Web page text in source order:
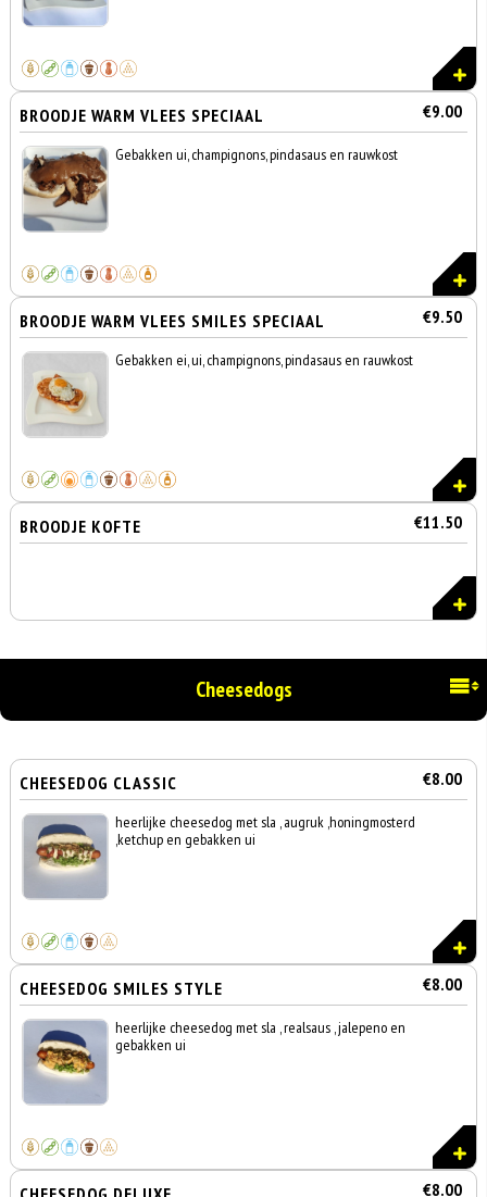
BROODJE WARM VLEES SPECIAAL €9.00
Gebakken ui, champignons, pindasaus en rauwkost
BROODJE WARM VLEES SMILES SPECIAAL €9.50
Gebakken ei, ui, champignons, pindasaus en rauwkost
BROODJE KOFTE €11.50
Cheesedogs
CHEESEDOG CLASSIC €8.00
heerlijke cheesedog met sla , augruk ,honingmosterd
,ketchup en gebakken ui
CHEESEDOG SMILES STYLE €8.00
heerlijke cheesedog met sla , realsaus , jalepeno en
gebakken ui
€8.00